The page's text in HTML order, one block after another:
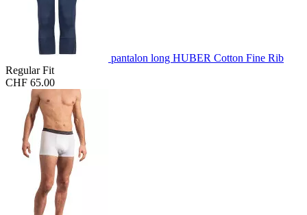
pantalon long HUBER Cotton Fine Rib
Regular Fit
CHF 65.00